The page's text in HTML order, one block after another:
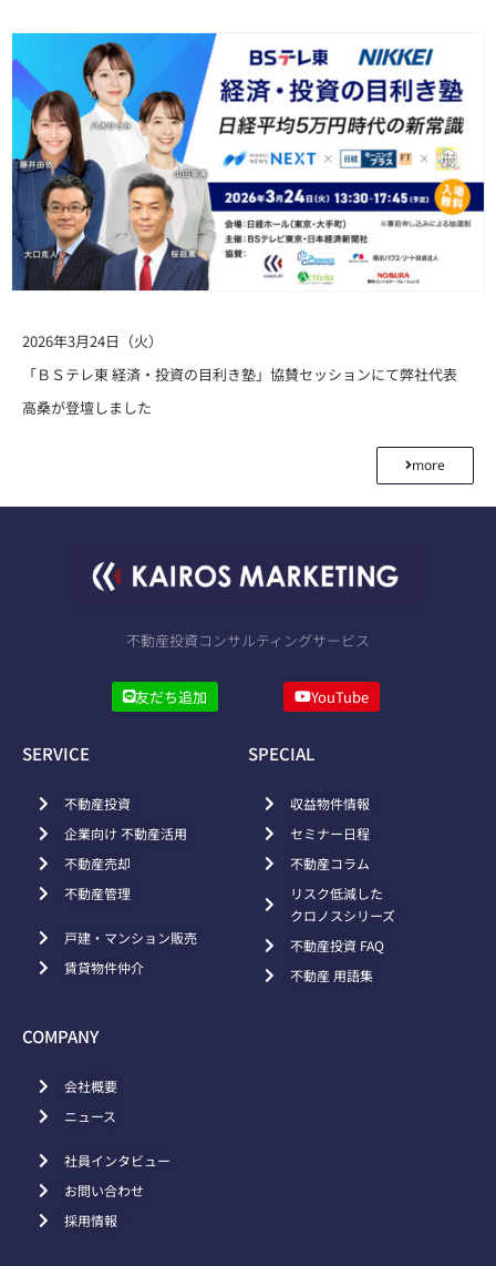
2026年3月24日（火）
「ＢＳテレ東 経済・投資の目利き塾」協賛セッションにて弊社代表
高桑が登壇しました
more
不動産投資コンサルティングサービス
友だち追加 YouTube
SERVICE
不動産投資
企業向け 不動産活用
不動産売却
不動産管理
戸建・マンション販売
賃貸物件仲介
SPECIAL
収益物件情報
セミナー日程
不動産コラム
リスク低減した
クロノスシリーズ
不動産投資 FAQ
不動産 用語集
COMPANY
会社概要
ニュース
社員インタビュー
お問い合わせ
採用情報